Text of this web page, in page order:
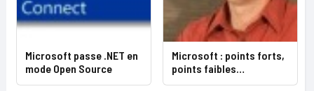
Microsoft passe .NET en
mode Open Source
Microsoft : points forts,
points faibles…